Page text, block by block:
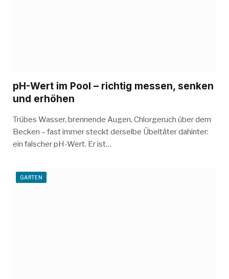
pH-Wert im Pool – richtig messen, senken
und erhöhen
Trübes Wasser, brennende Augen, Chlorgeruch über dem
Becken – fast immer steckt derselbe Übeltäter dahinter:
ein falscher pH-Wert. Er ist…
GARTEN